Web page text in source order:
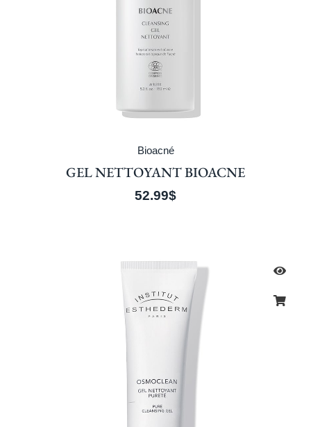
Bioacné
GEL NETTOYANT BIOACNE
52.99$